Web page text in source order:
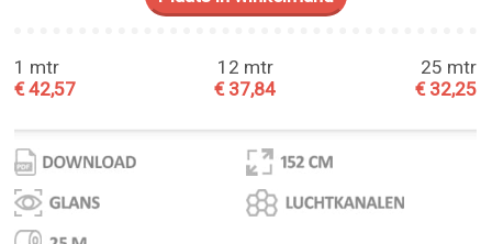
1 mtr
€ 42,57
12 mtr
€ 37,84
25 mtr
€ 32,25